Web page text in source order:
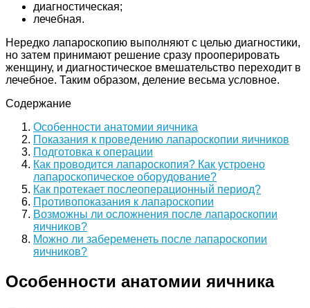
диагностическая;
лечебная.
Нередко лапароскопию выполняют с целью диагностики,
но затем принимают решение сразу прооперировать
женщину, и диагностическое вмешательство переходит в
лечебное. Таким образом, деление весьма условное.
Содержание
Особенности анатомии яичника
Показания к проведению лапароскопии яичников
Подготовка к операции
Как проводится лапароскопия? Как устроено
лапароскопическое оборудование?
Как протекает послеоперационный период?
Противопоказания к лапароскопии
Возможны ли осложнения после лапароскопии
яичников?
Можно ли забеременеть после лапароскопии
яичников?
Особенности анатомии яичника